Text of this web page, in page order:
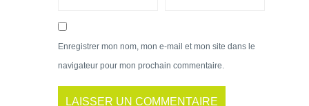
Enregistrer mon nom, mon e-mail et mon site dans le
navigateur pour mon prochain commentaire.